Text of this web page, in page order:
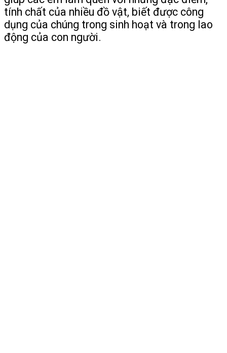
tính chất của nhiều đồ vật, biết được công
dụng của chúng trong sinh hoạt và trong lao
động của con người.